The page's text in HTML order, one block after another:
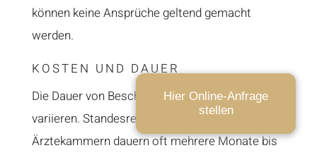
können keine Ansprüche geltend gemacht
werden.
KOSTEN UND DAUER
Die Dauer von Beschwerdeverfahren kann stark
variieren. Standesrechtliche Verfahren bei
Ärztekammern dauern oft mehrere Monate bis
Hier Online-Anfrage
stellen